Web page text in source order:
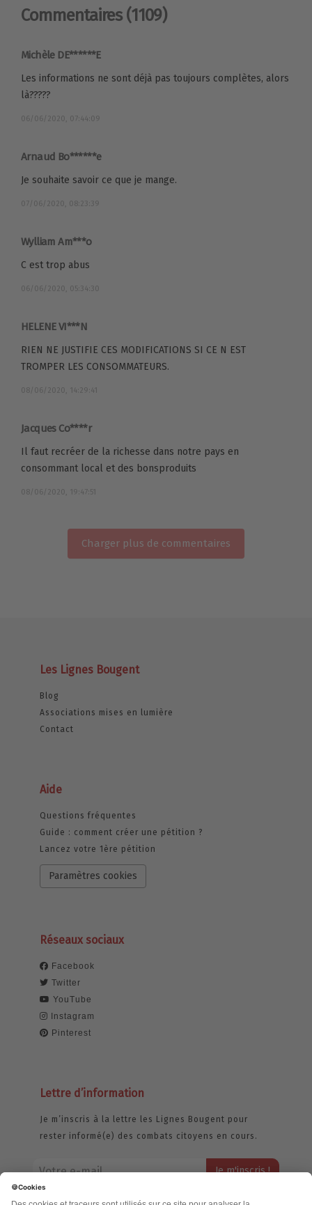
Commentaires (1109)
Michèle DE******E
Les informations ne sont déjà pas toujours complètes, alors
là?????
06/06/2020, 07:44:09
Arnaud Bo******e
Je souhaite savoir ce que je mange.
07/06/2020, 08:23:39
Wylliam Am***o
C est trop abus
06/06/2020, 05:34:30
HELENE VI***N
RIEN NE JUSTIFIE CES MODIFICATIONS SI CE N EST
TROMPER LES CONSOMMATEURS.
08/06/2020, 14:29:41
Jacques Co****r
Il faut recréer de la richesse dans notre pays en
consommant local et des bonsproduits
08/06/2020, 19:47:51
Charger plus de commentaires
Les Lignes Bougent
Blog
Associations mises en lumière
Contact
Aide
Questions fréquentes
Guide : comment créer une pétition ?
Lancez votre 1ère pétition
Paramètres cookies
Réseaux sociaux
Facebook
Twitter
YouTube
Instagram
Pinterest
Lettre d’information
Je m’inscris à la lettre les Lignes Bougent pour
rester informé(e) des combats citoyens en cours.